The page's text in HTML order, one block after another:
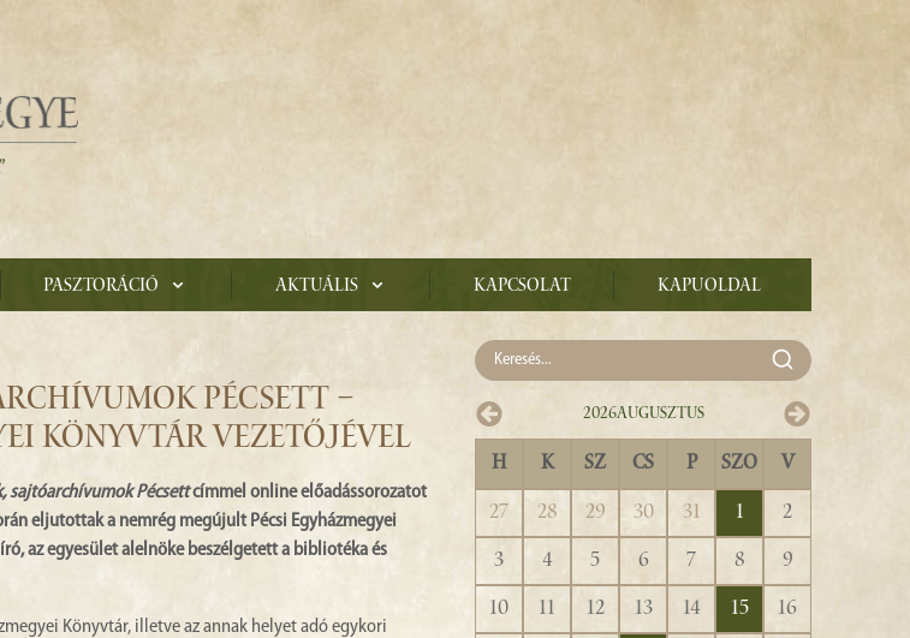
Pasztoráció Aktuális Kapcsolat Kapuoldal
PÉCSETT –
KÖNYVTÁR VEZETŐJÉVEL
sajtóarchívumok Pécsettcímmel online előadássorozatot
eljutottak a nemrég megújult Pécsi Egyházmegyei
az egyesület alelnöke beszélgetett a bibliotéka és
Könyvtár, illetve az annak helyet adó egykori
2026Augusztus
H K SZ CS P SZO V
27 28 29 30 31 1
2
3
4 5 6 7 8
9
10
11 12 13 14 15
16